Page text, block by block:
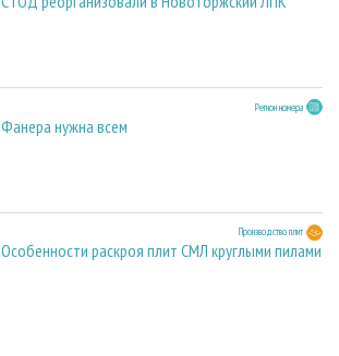
Регион номера
Фанера нужна всем
Производство плит
Особенности раскроя плит СМЛ круглыми пилами